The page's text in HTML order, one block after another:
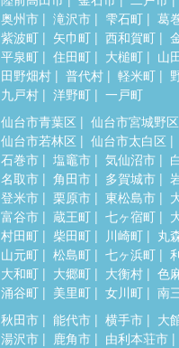
奥州市
滝沢市 雫石町 葛
紫波町
矢巾町 西和賀町
平泉町
住田町 大槌町 山
田野畑村
普代村 軽米町
九戸村
洋野町 一戸町
仙台市青葉区
仙台市宮城野区
仙台市若林区
仙台市太白区
石巻市
塩竈市 気仙沼市
名取市
角田市 多賀城市
登米市
栗原市 東松島市
富谷市
蔵王町 七ヶ宿町
村田町
柴田町 川崎町 丸
山元町
松島町 七ヶ浜町
大和町
大郷町 大衡村 色
涌谷町
美里町 女川町 南
秋田市 能代市 横手市 大
湯沢市
鹿角市 由利本荘市